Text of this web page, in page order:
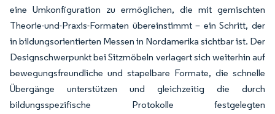
eine Umkonfiguration zu ermöglichen, die mit gemischten
Theorie-und-Praxis-Formaten übereinstimmt – ein Schritt, der
in bildungsorientierten Messen in Nordamerika sichtbar ist. Der
Designschwerpunkt bei Sitzmöbeln verlagert sich weiterhin auf
bewegungsfreundliche und stapelbare Formate, die schnelle
Übergänge unterstützen und gleichzeitig die durch
bildungsspezifische Protokolle festgelegten